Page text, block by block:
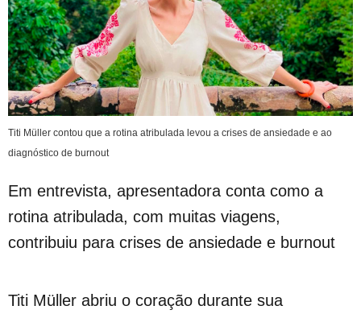
Titi Müller contou que a rotina atribulada levou a crises de ansiedade e ao
diagnóstico de burnout
Em entrevista, apresentadora conta como a
rotina atribulada, com muitas viagens,
contribuiu para crises de ansiedade e burnout
Titi Müller abriu o coração durante sua